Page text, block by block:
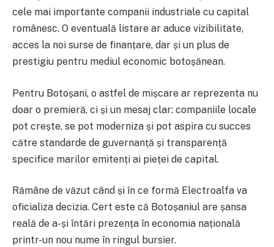
cele mai importante companii industriale cu capital
românesc. O eventuală listare ar aduce vizibilitate,
acces la noi surse de finanțare, dar și un plus de
prestigiu pentru mediul economic botoșănean.
Pentru Botoșani, o astfel de mișcare ar reprezenta nu
doar o premieră, ci și un mesaj clar: companiile locale
pot crește, se pot moderniza și pot aspira cu succes
către standarde de guvernanță și transparență
specifice marilor emitenți ai pieței de capital.
Rămâne de văzut când și în ce formă Electroalfa va
oficializa decizia. Cert este că Botoșaniul are șansa
reală de a-și întări prezența în economia națională
printr-un nou nume în ringul bursier.